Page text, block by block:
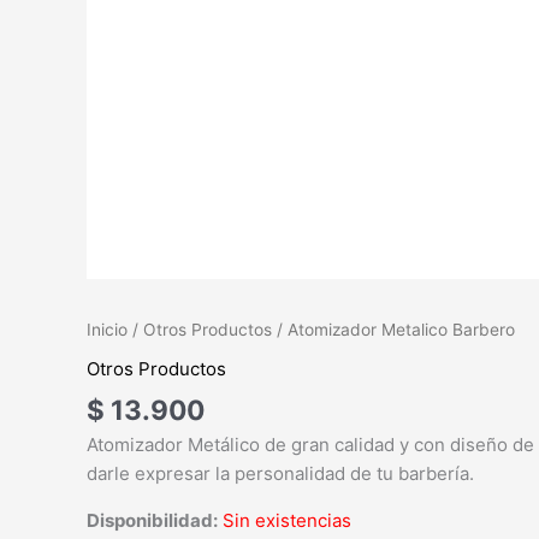
Inicio / Otros Productos / Atomizador Metalico Barbero
Otros Productos
$ 13.900
Atomizador Metálico de gran calidad y con diseño
darle expresar la personalidad de tu barbería.
Disponibilidad: Sin existencias